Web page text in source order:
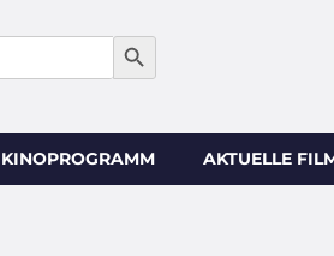
SEARCH BUTTON
KINOPROGRAMM AKTUELLE